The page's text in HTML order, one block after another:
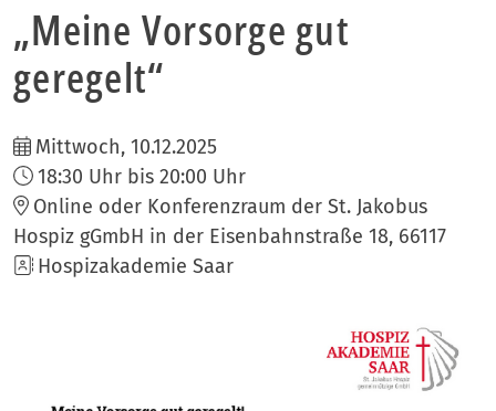
„Meine Vorsorge gut
geregelt“
Mittwoch, 10.12.2025
18:30 Uhr bis 20:00 Uhr
Online oder Konferenzraum der St. Jakobus
Hospiz gGmbH in der Eisenbahnstraße 18, 66117
Hospizakademie Saar